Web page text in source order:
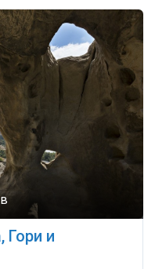
Гори и